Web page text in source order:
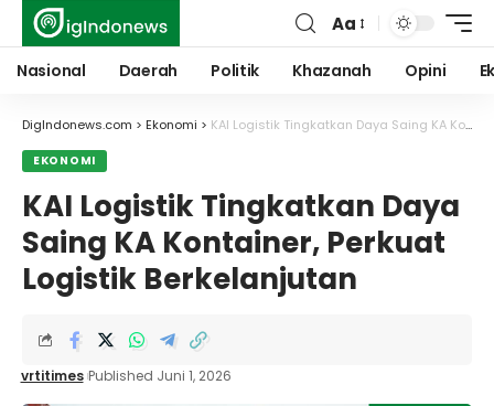
Font
Resizer
Aa
Nasional Daerah Politik Khazanah Opini
DigIndonews.com > Ekonomi > KAI Logistik Tingkatkan Daya Saing KA Kontainer, Perkuat Logistik Berkelanjutan
EKONOMI
KAI Logistik Tingkatkan Daya
Saing KA Kontainer, Perkuat
Logistik Berkelanjutan
vrtitimes Published Juni 1, 2026